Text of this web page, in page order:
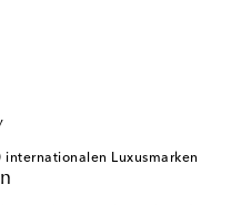
internationalen Luxusmarken